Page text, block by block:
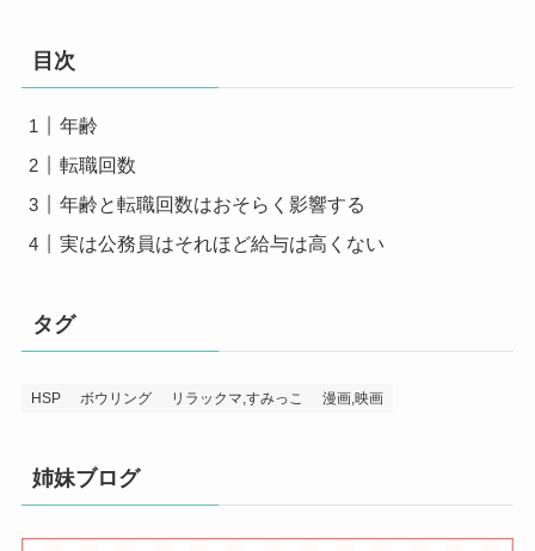
目次
年齢
転職回数
年齢と転職回数はおそらく影響する
実は公務員はそれほど給与は高くない
タグ
HSP ボウリング リラックマ,すみっこ 漫画,映画
姉妹ブログ